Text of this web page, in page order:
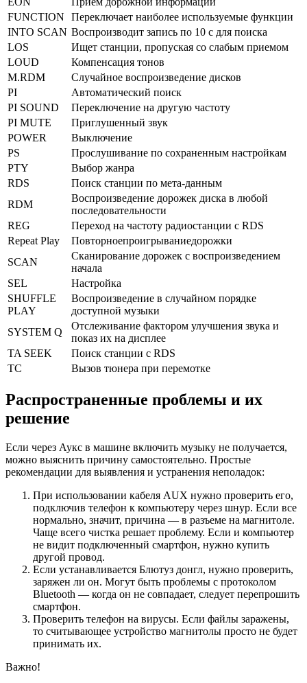
FUNCTION
Переключает наиболее используемые функции
INTO SCAN Воспроизводит запись по 10 с для поиска
LOS
Ищет станции, пропуская со слабым приемом
LOUD
Компенсация тонов
M.RDM
Случайное воспроизведение дисков
PI
Автоматический поиск
PI SOUND
Переключение на другую частоту
PI MUTE
Приглушенный звук
POWER
Выключение
PS
Прослушивание по сохраненным настройкам
PTY
Выбор жанра
RDS
Поиск станции по мета-данным
RDM
Воспроизведение дорожек диска в любой
последовательности
REG
Переход на частоту радиостанции с RDS
Repeat Play
Повторноепроигрываниедорожки
SCAN
Сканирование дорожек с воспроизведением
начала
SEL
Настройка
SHUFFLE
PLAY
Воспроизведение в случайном порядке
доступной музыки
SYSTEM Q
Отслеживание фактором улучшения звука и
показ их на дисплее
TA SEEK
Поиск станции с RDS
TC
Вызов тюнера при перемотке
Распространенные проблемы и их
решение
Если через Аукс в машине включить музыку не получается,
можно выяснить причину самостоятельно. Простые
рекомендации для выявления и устранения неполадок:
При использовании кабеля AUX нужно проверить его,
подключив телефон к компьютеру через шнур. Если все
нормально, значит, причина — в разъеме на магнитоле.
Чаще всего чистка решает проблему. Если и компьютер
не видит подключенный смартфон, нужно купить
другой провод.
Если устанавливается Блютуз донгл, нужно проверить,
заряжен ли он. Могут быть проблемы с протоколом
Bluetooth — когда он не совпадает, следует перепрошить
смартфон.
Проверить телефон на вирусы. Если файлы заражены,
то считывающее устройство магнитолы просто не будет
принимать их.
Важно!